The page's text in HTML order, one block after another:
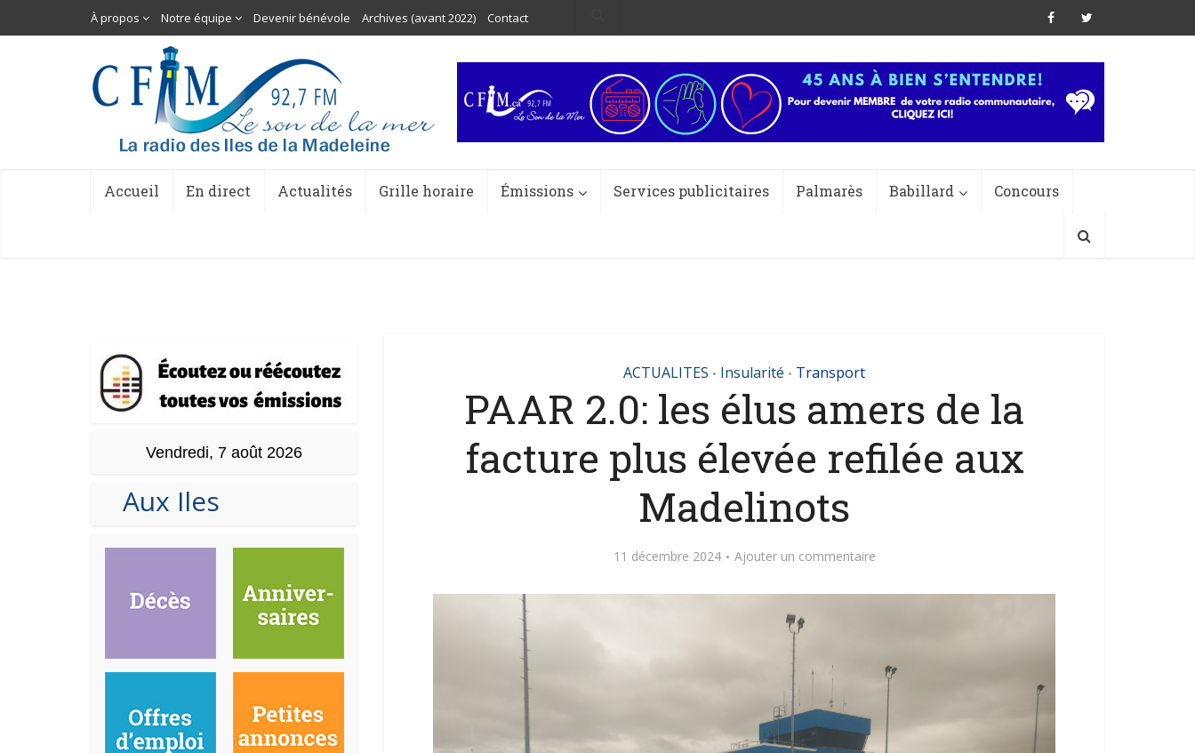
À propos Notre équipe Devenir bénévole Archives (avant 2022) Contact
Accueil En direct Actualités Grille horaire Émissions Services publicitaires Palmarès Babillard Concours
Vendredi, 7 août 2026
Aux Iles
ACTUALITES • Insularité • Transport
PAAR 2.0: les élus amers de la
facture plus élevée refilée aux
Madelinots
11 décembre 2024 Ajouter un commentaire